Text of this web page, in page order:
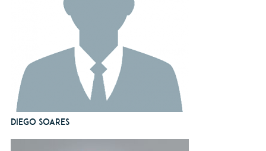
Diego Soares